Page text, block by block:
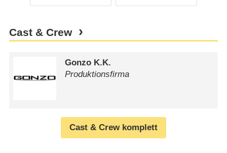
Cast & Crew
Gonzo K.K.
Produktionsfirma
Cast & Crew komplett